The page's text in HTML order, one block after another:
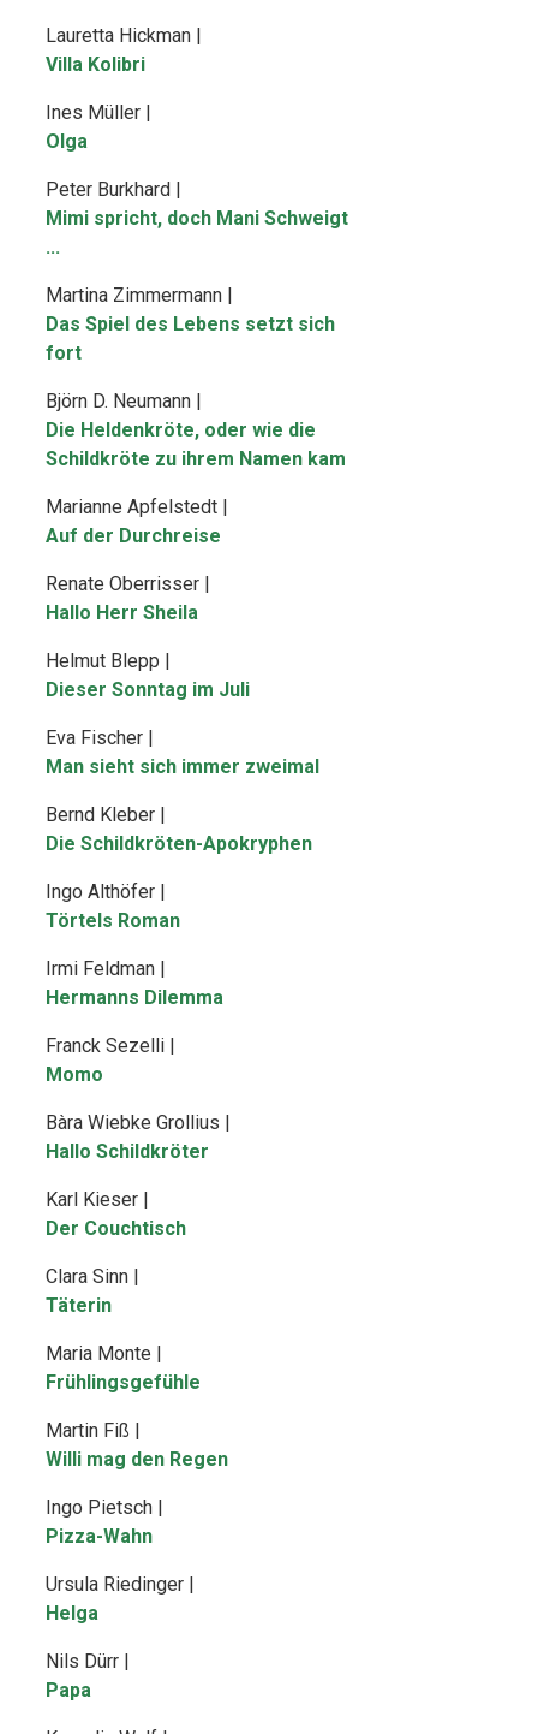
Lauretta Hickman |
Villa Kolibri
Ines Müller |
Olga
Peter Burkhard |
Mimi spricht, doch Mani Schweigt
...
Martina Zimmermann |
Das Spiel des Lebens setzt sich
fort
Björn D. Neumann |
Die Heldenkröte, oder wie die
Schildkröte zu ihrem Namen kam
Marianne Apfelstedt |
Auf der Durchreise
Renate Oberrisser |
Hallo Herr Sheila
Helmut Blepp |
Dieser Sonntag im Juli
Eva Fischer |
Man sieht sich immer zweimal
Bernd Kleber |
Die Schildkröten-Apokryphen
Ingo Althöfer |
Törtels Roman
Irmi Feldman |
Hermanns Dilemma
Franck Sezelli |
Momo
Bàra Wiebke Grollius |
Hallo Schildkröter
Karl Kieser |
Der Couchtisch
Clara Sinn |
Täterin
Maria Monte |
Frühlingsgefühle
Martin Fiß |
Willi mag den Regen
Ingo Pietsch |
Pizza-Wahn
Ursula Riedinger |
Helga
Nils Dürr |
Papa